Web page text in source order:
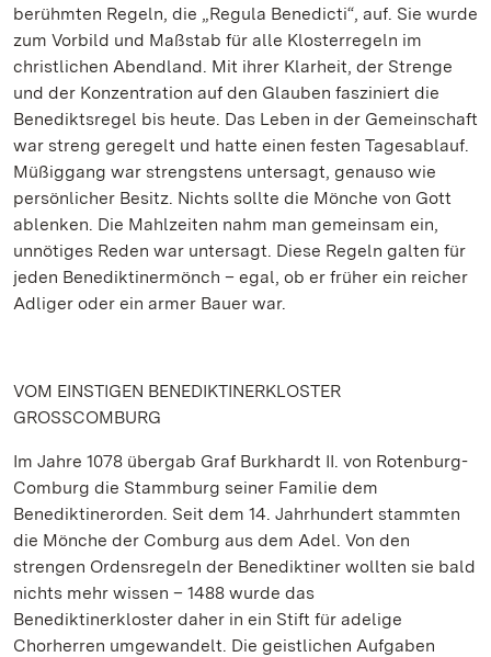
berühmten Regeln, die „Regula Benedicti“, auf. Sie wurde
zum Vorbild und Maßstab für alle Klosterregeln im
christlichen Abendland. Mit ihrer Klarheit, der Strenge
und der Konzentration auf den Glauben fasziniert die
Benediktsregel bis heute. Das Leben in der Gemeinschaft
war streng geregelt und hatte einen festen Tagesablauf.
Müßiggang war strengstens untersagt, genauso wie
persönlicher Besitz. Nichts sollte die Mönche von Gott
ablenken. Die Mahlzeiten nahm man gemeinsam ein,
unnötiges Reden war untersagt. Diese Regeln galten für
jeden Benediktinermönch – egal, ob er früher ein reicher
Adliger oder ein armer Bauer war.
VOM EINSTIGEN BENEDIKTINERKLOSTER
GROSSCOMBURG
Im Jahre 1078 übergab Graf Burkhardt II. von Rotenburg-
Comburg die Stammburg seiner Familie dem
Benediktinerorden. Seit dem 14. Jahrhundert stammten
die Mönche der Comburg aus dem Adel. Von den
strengen Ordensregeln der Benediktiner wollten sie bald
nichts mehr wissen – 1488 wurde das
Benediktinerkloster daher in ein Stift für adelige
Chorherren umgewandelt. Die geistlichen Aufgaben